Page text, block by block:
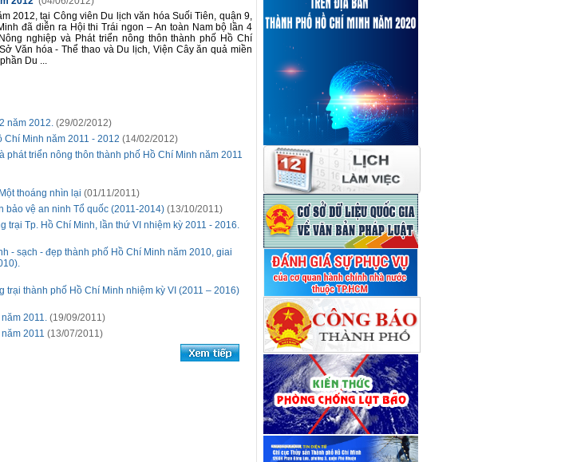
2012, tại Công viên Du lịch văn hóa Suối Tiên, quận 9,
đã diễn ra Hội thi Trái ngon – An toàn Nam bộ lần 4
nghiệp và Phát triển nông thôn thành phố Hồ Chí
Văn hóa - Thể thao và Du lịch, Viện Cây ăn quả miền
Du ...
năm 2012. (29/02/2012)
Chí Minh năm 2011 - 2012 (14/02/2012)
phát triển nông thôn thành phố Hồ Chí Minh năm 2011
thoáng nhìn lại (01/11/2011)
bảo vệ an ninh Tổ quốc (2011-2014) (13/10/2011)
Tp. Hồ Chí Minh, lần thứ VI nhiệm kỳ 2011 - 2016.
- sạch - đẹp thành phố Hồ Chí Minh năm 2010, giai
thành phố Hồ Chí Minh nhiệm kỳ VI (2011 – 2016)
2011. (19/09/2011)
2011 (13/07/2011)